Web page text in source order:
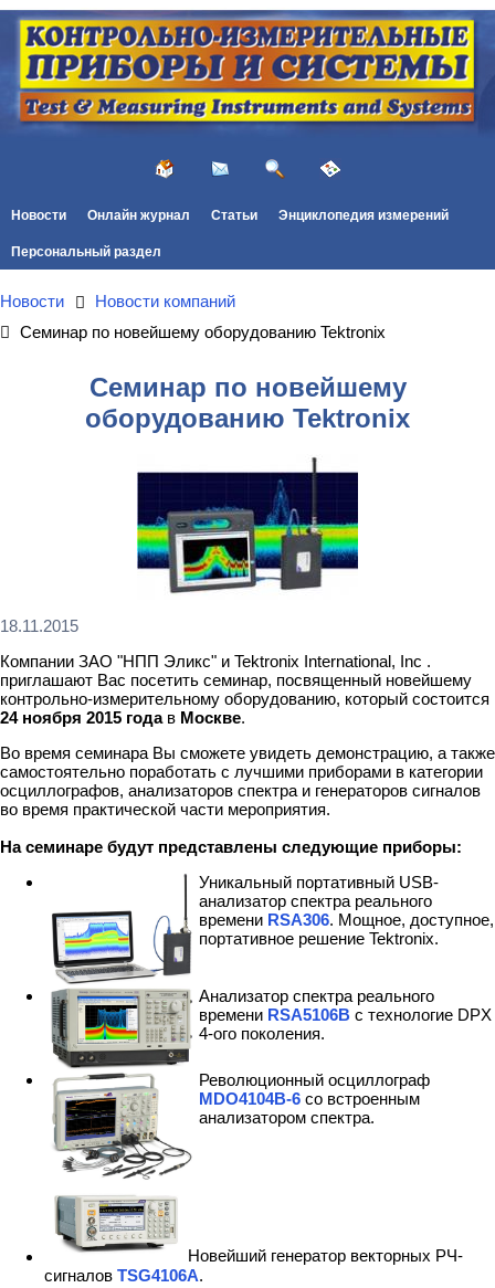
Новости Онлайн журнал Статьи Энциклопедия измерений
Персональный раздел
Новости
Новости компаний
Семинар по новейшему оборудованию Tektronix
Семинар по новейшему
оборудованию Tektronix
18.11.2015
Компании ЗАО "НПП Эликс" и Tektronix International, Inc .
приглашают Вас посетить семинар, посвященный новейшему
контрольно-измерительному оборудованию, который состоится
24 ноября 2015 годав Москве.
Во время семинара Вы сможете увидеть демонстрацию, а также
самостоятельно поработать с лучшими приборами в категории
осциллографов, анализаторов спектра и генераторов сигналов
во время практической части мероприятия.
На семинаре будут представлены следующие приборы:
Уникальный портативный USB-
анализатор спектра реального
времени RSA306. Мощное, доступное,
портативное решение Tektronix.
Анализатор спектра реального
времени RSA5106B с технологие DPX
4-ого поколения.
Революционный осциллограф
MDO4104B-6 со встроенным
анализатором спектра.
Новейший генератор векторных РЧ-
сигналов TSG4106A.